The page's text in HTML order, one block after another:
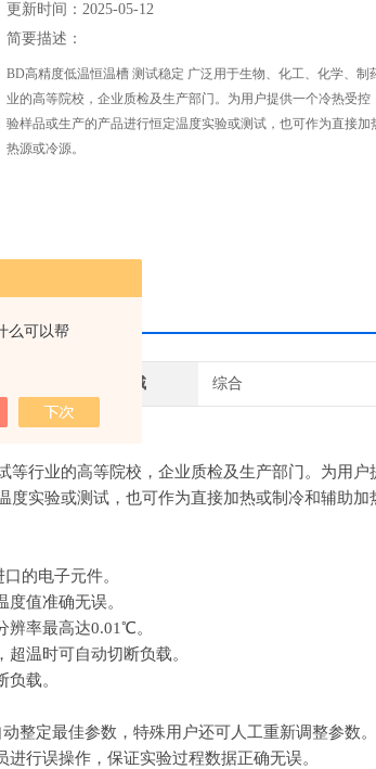
么可以帮
更新时间：2025-05-12
简要描述：
BD高精度低温恒温槽 测试稳定 广泛用于生物、化工、化学、制
业的高等院校，企业质检及生产部门。为用户提供一个冷热受
验样品或生产的产品进行恒定温度实验或测试，也可作为直接
热源或冷源。
应用领域 综合
等行业的高等院校，企业质检及生产部门。为用户
度实验或测试，也可作为直接加热或制冷和辅助加
的电子元件。
值准确无误。
辨率最高达0.01℃。
温时可自动切断负载。
载。
整定最佳参数，特殊用户还可人工重新调整参数。
行误操作，保证实验过程数据正确无误。